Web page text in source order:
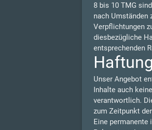
8 bis 10 TMG
nach Umständen
Verpflichtungen
diesbezügliche
entsprechenden
Unser Angebot
Inhalte auch
verantwortlich.
zum Zeitpunkt
Eine